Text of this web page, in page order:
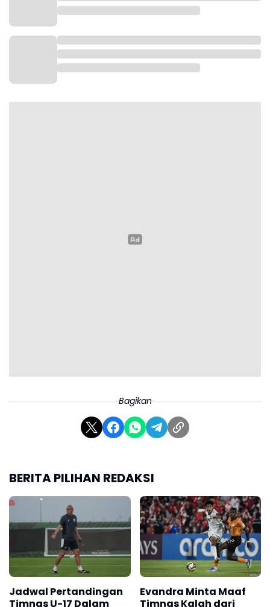
Bagikan
BERITA PILIHAN REDAKSI
Jadwal Pertandingan
Timnas U-17 Dalam
Evandra Minta Maaf
Timnas Kalah dari